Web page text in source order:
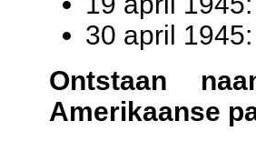
30 april
Ontstaan
Amerikaanse